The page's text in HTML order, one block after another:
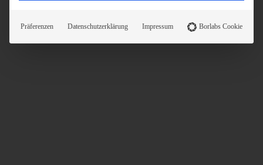
Präferenzen Datenschutzerklärung Impressum Borlabs Cookie